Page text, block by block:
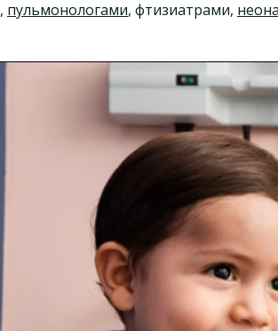
, пульмонологами, фтизиатрами,